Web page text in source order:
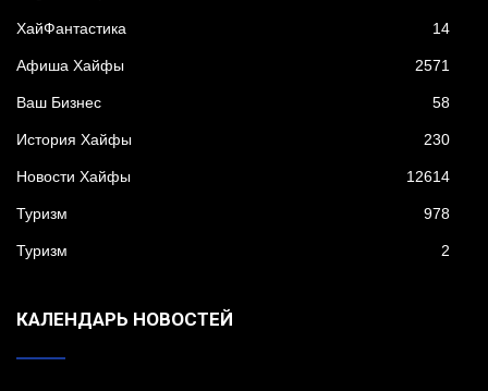
XайФантастика 14
Афиша Хайфы 2571
Ваш Бизнес 58
История Хайфы 230
Новости Хайфы 12614
Туризм 978
Туризм 2
КАЛЕНДАРЬ НОВОСТЕЙ